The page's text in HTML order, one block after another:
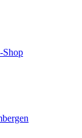
Shop